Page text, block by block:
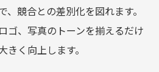
、競合との差別化を図れます。
ゴ、写真のトーンを揃えるだけ
く向上します。